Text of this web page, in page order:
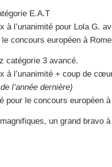
E.A.T
à l’unanimité pour Lola G.
le concours européen à
catégorie 3 avancé.
à l’unanimité + coup de
l’année dernière)
pour le concours
un grand bravo